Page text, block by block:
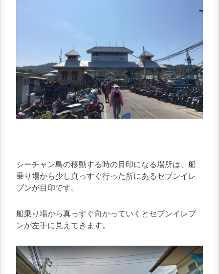
シーチャン島の移動する時の目印になる場所は、船
乗り場から少し真っすぐ行った所にあるセブンイレ
ブンが目印です。
船乗り場から真っすぐ向かっていくとセブンイレブ
ンが左手に見えてきます。